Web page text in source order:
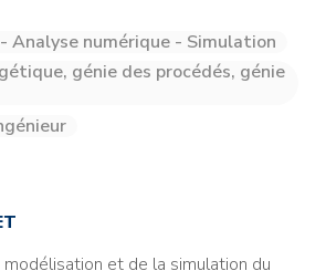
Analyse numérique - Simulation
génie des procédés, génie
et de la simulation du